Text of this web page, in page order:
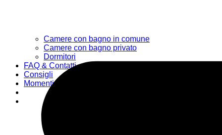
Camere con bagno in comune
Camere con bagno privato
Dormitori
FAQ & Contatti
Consigli
Momenti